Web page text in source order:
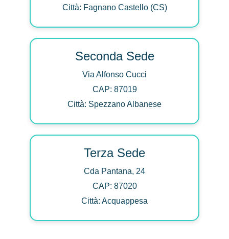
Città: Fagnano Castello (CS)
Seconda Sede
Via Alfonso Cucci
CAP: 87019
Città: Spezzano Albanese
Terza Sede
Cda Pantana, 24
CAP: 87020
Città: Acquappesa